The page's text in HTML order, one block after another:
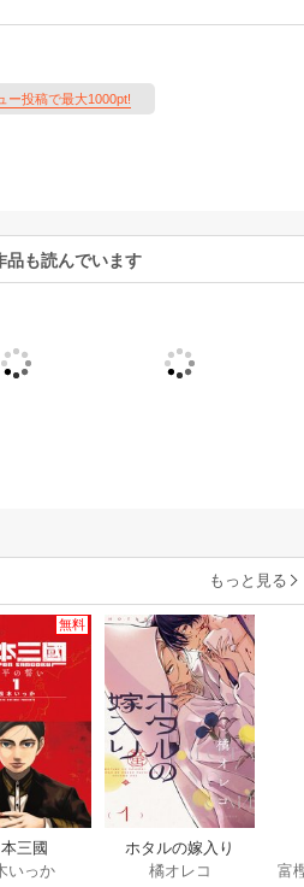
ー投稿で最大1000pt!
品も読んでいます
もっと見る
無料
本三國
いっか
ホタルの嫁入り
橘オレコ
富